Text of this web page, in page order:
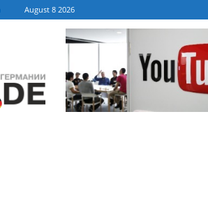
August 8 2026